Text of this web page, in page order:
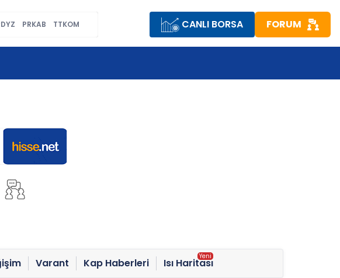
PRKAB TTKOM CANLI BORSA FORUM
Varant Kap Haberleri Isı Haritası